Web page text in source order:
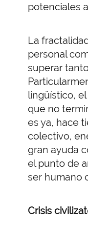
potenciales
La
personal
superar
lingüístico,
que no
es ya, hace
colectivo,
gran ayuda
el punto de
ser humano
Crisis